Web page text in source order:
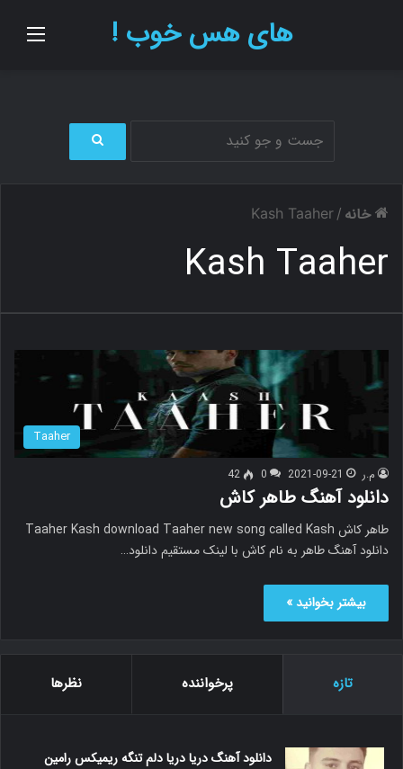
های هس خوب !
ج
ی
خانه /
Kash Taaher
Kash Taaher
Taaher
م.ر 2021-09-21
0
42
دانلود آهنگ طاهر کاش
طاهر کاش Taaher Kash download Taaher new song called Kash
دانلود آهنگ طاهر به نام کاش با لینک مستقیم دانلود…
بیشتر بخوانید »
تازه پرخواننده نظرها
دانلود آهنگ دریا دریا دلم تنگه ریمیکس رامین